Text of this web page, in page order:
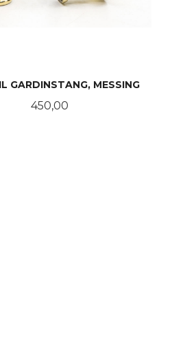
GARDINSTANG, MESSING
Pris
450,00